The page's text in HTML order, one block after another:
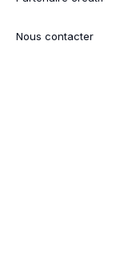
Nous contacter